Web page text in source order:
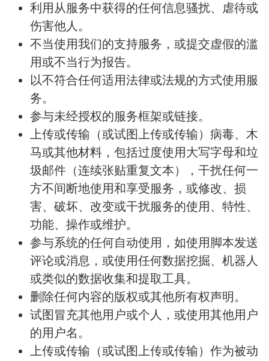
利用从服务中获得的任何信息骚扰、虐待或
伤害他人。
不当使用我们的支持服务，或提交虚假的滥
用或不当行为报告。
以不符合任何适用法律或法规的方式使用服
务。
参与未经授权的服务框架或链接。
上传或传输（或试图上传或传输）病毒、木
马或其他材料，包括过度使用大写字母和垃
圾邮件（连续张贴重复文本），干扰任何一
方不间断地使用和享受服务，或修改、损
害、破坏、改变或干扰服务的使用、特性、
功能、操作或维护。
参与系统的任何自动使用，如使用脚本发送
评论或消息，或使用任何数据挖掘、机器人
或类似的数据收集和提取工具。
删除任何内容的版权或其他所有权声明。
试图冒充其他用户或个人，或使用其他用户
的用户名。
上传或传输（或试图上传或传输）作为被动